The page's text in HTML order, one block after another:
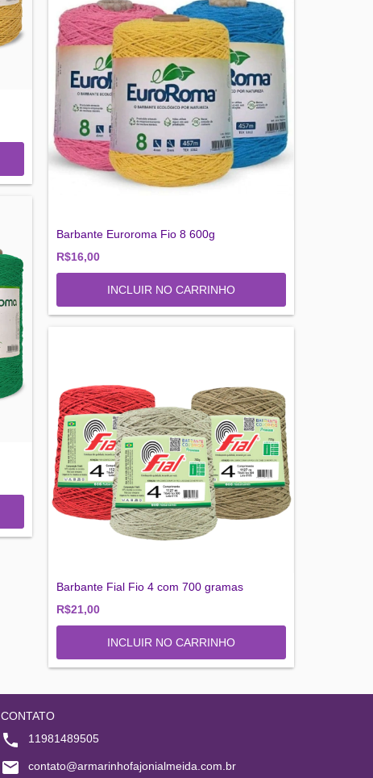
Barbante Euroroma Fio 8 600g
R$16,00
INCLUIR NO CARRINHO
Barbante Fial Fio 4 com 700 gramas
R$21,00
INCLUIR NO CARRINHO
CONTATO
11981489505
contato@armarinhofajonialmeida.com.br